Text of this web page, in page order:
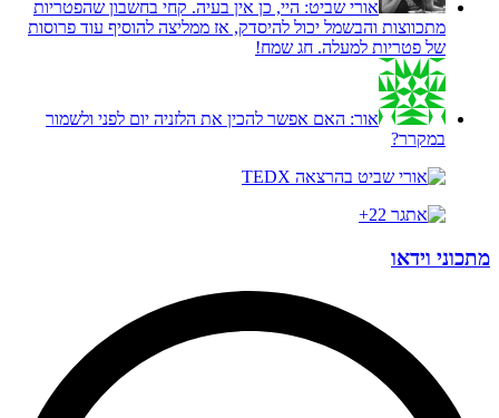
אורי שביט: היי, כן אין בעיה. קחי בחשבון שהפטריות
מתכווצות והבשמל יכול להיסדק, אז ממליצה להוסיף עוד פרוסות
של פטריות למעלה. חג שמח!
אור: האם אפשר להכין את הלזניה יום לפני ולשמור
במקרר?
מתכוני וידאו